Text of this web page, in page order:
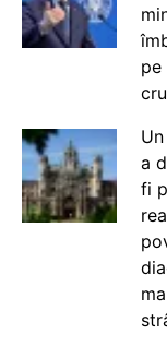
pe
a
fi